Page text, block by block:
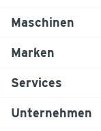
Maschinen
Marken
Services
Unternehmen